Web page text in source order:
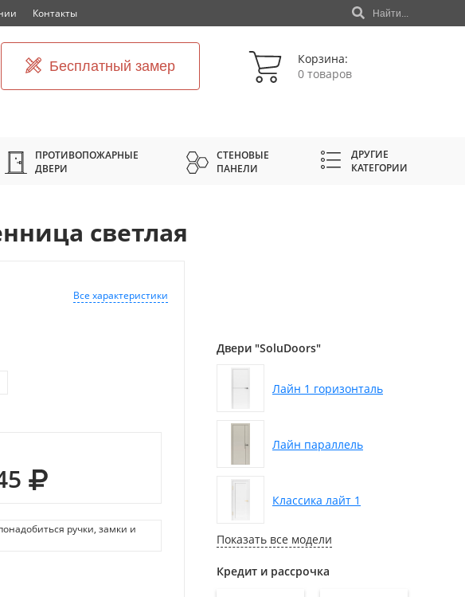
Контакты Найти...
Бесплатный замер
Корзина:
0 товаров
ПРОТИВОПОЖАРНЫЕ
ДВЕРИ
СТЕНОВЫЕ
ПАНЕЛИ
ДРУГИЕ
КАТЕГОРИИ
светлая
Все характеристики
ручки, замки и
Двери "SoluDoors"
Лайн 1 горизонталь
Лайн параллель
Классика лайт 1
Показать все модели
Кредит и рассрочка